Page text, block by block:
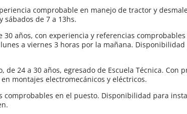
comprobable en manejo de tractor y
de 7 a 13hs.
30 años, con experiencia y referencias
a viernes 3 horas por la mañana. Disponibilidad
de 24 a 30 años, egresado de Escuela Técnica. Con
montajes electromecánicos y eléctricos.
comprobables en el puesto. Disponibilidad para